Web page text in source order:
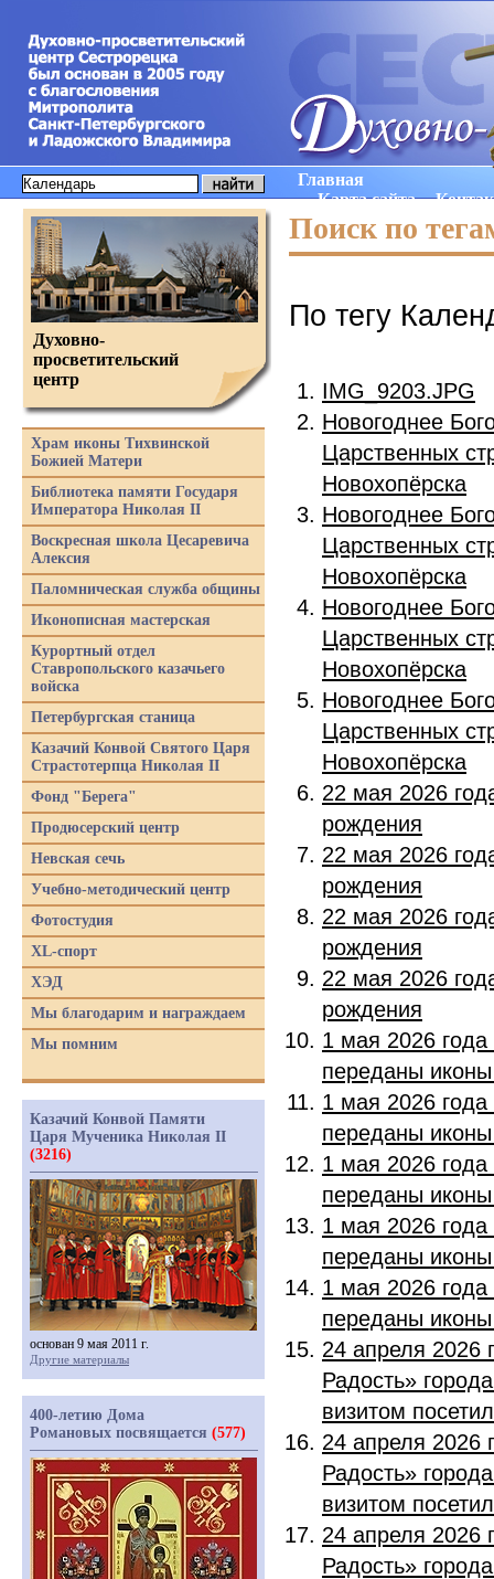
Главная
Карта сайта
Поиск по
По тегу
IMG_9203.JPG
Новогоднее
Царственных
Новохопёрска
Новогоднее
Царственных
Новохопёрска
Новогоднее
Царственных
Новохопёрска
Новогоднее
Царственных
Новохопёрска
22 мая 2026
рождения
22 мая 2026
рождения
22 мая 2026
рождения
22 мая 2026
рождения
1 мая 2026
переданы
1 мая 2026
переданы
1 мая 2026
переданы
1 мая 2026
переданы
1 мая 2026
переданы
24 апреля 2026
Радость»
визитом
24 апреля 2026
Радость»
визитом
24 апреля 2026
Радость»
Духовно-
просветительский
центр
Храм иконы Тихвинской
Божией Матери
Библиотека памяти Государя
Императора Николая II
Воскресная школа Цесаревича
Алексия
Паломническая служба общины
Иконописная мастерская
Курортный отдел
Ставропольского казачьего
войска
Петербургская станица
Казачий Конвой Святого Царя
Страстотерпца Николая II
Фонд "Берега"
Продюсерский центр
Невская сечь
Учебно-методический центр
Фотостудия
XL-спорт
ХЭД
Мы благодарим и награждаем
Мы помним
Казачий Конвой Памяти
Царя Мученика Николая II
(3216)
основан 9 мая 2011 г.
Другие материалы
400-летию Дома
Романовых посвящается (577)